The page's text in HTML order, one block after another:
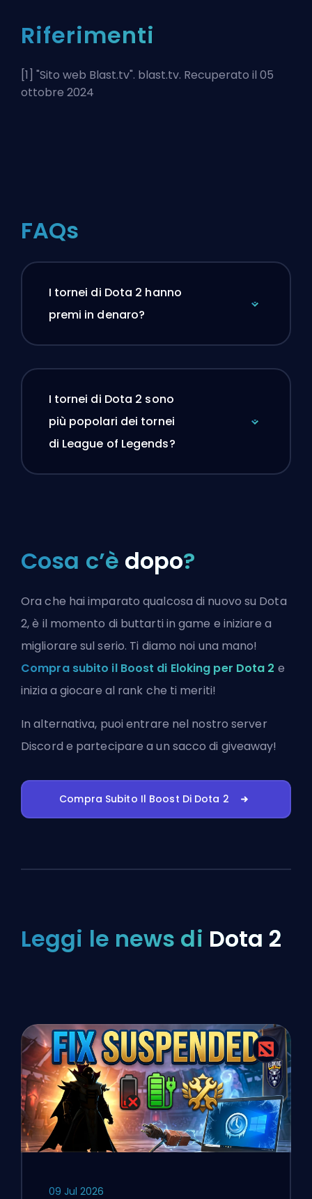
Riferimenti
[1] "Sito web Blast.tv". blast.tv. Recuperato il 05
ottobre 2024
FAQs
I tornei di Dota 2 hanno
premi in denaro?
I tornei di Dota 2 sono
più popolari dei tornei
di League of Legends?
Cosa c’è dopo?
Ora che hai imparato qualcosa di nuovo su Dota
2, è il momento di buttarti in game e iniziare a
migliorare sul serio. Ti diamo noi una mano!
Compra subito il Boost di Eloking per Dota 2 e
inizia a giocare al rank che ti meriti!
In alternativa, puoientrare nel nostro server
Discord e partecipare a un sacco di giveaway!
Compra Subito Il Boost Di Dota 2
Leggi le news di Dota 2
09 Jul 2026